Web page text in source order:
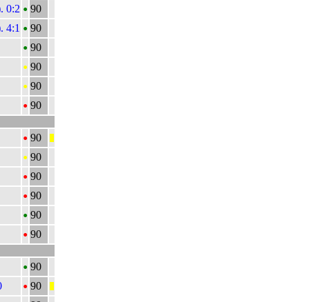
. 0:2 • 90
4:1 • 90
• 90
• 90
• 90
• 90
• 90
• 90
• 90
• 90
• 90
• 90
• 90
• 90